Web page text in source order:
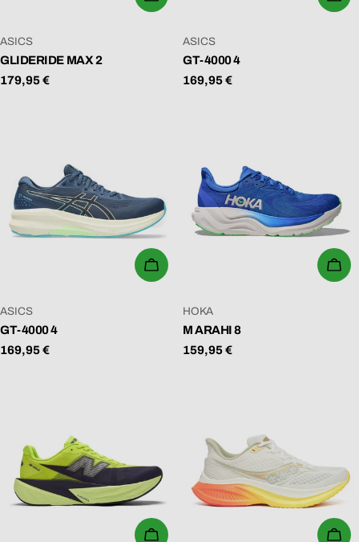
VERKÄUFER:
ASICS
GLIDERIDE MAX 2
Regulärer
179,95 €
VERKÄUFER:
ASICS
GT-4000 4
Regulärer
169,95 €
WÄHLEN SIE OPTIONEN
VERKÄUFER:
ASICS
GT-4000 4
Regulärer
169,95 €
VERKÄUFER:
HOKA
M ARAHI 8
Regulärer
159,95 €
WÄHLEN SIE OPTIONEN